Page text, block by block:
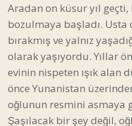
Aradan on küsur yıl geçti,
bozulmaya başladı.
bırakmış ve yalnız
olarak yaşıyordu. Yıllar
evinin nispeten ışık alan
önce Yunanistan
oğlunun resmini asmaya
Şaşılacak bir şey değil,